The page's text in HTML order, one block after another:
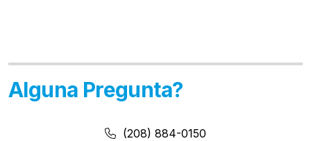
Alguna Pregunta?
Número de Teléfono:
Número de Teléfono
(208) 884-0150